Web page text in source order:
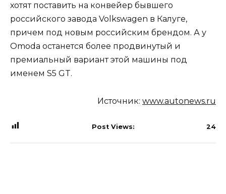
хотят поставить на конвейер бывшего
российского завода Volkswagen в Калуге,
причем под новым российским брендом. А у
Omoda останется более продвинутый и
премиальный вариант этой машины под
именем S5 GT.
Источник: www.autonews.ru
Post Views: 24